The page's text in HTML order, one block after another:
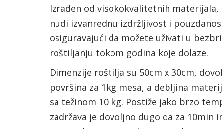
Izrađen od visokokvalitetnih
nudi izvanrednu izdržljivost i
osiguravajući da možete uživati u
roštiljanju tokom godina koje dolaze.
Dimenzije roštilja su 50cm x 30cm,
površina za 1kg mesa, a debljina
sa težinom 10 kg. Postiže jako brzo
zadržava je dovoljno dugo da za 10min